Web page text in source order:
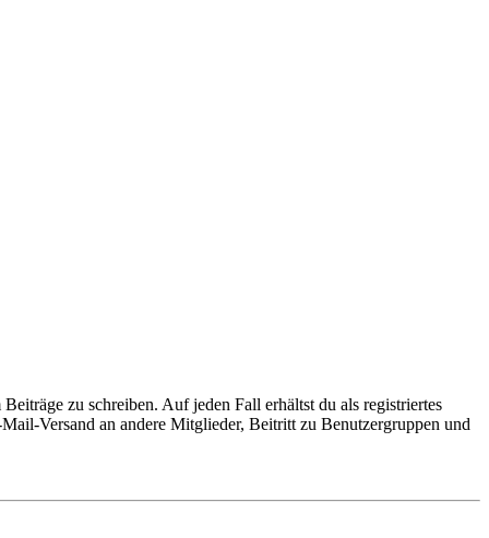
zu schreiben. Auf jeden Fall erhältst du als registriertes
Versand an andere Mitglieder, Beitritt zu Benutzergruppen und